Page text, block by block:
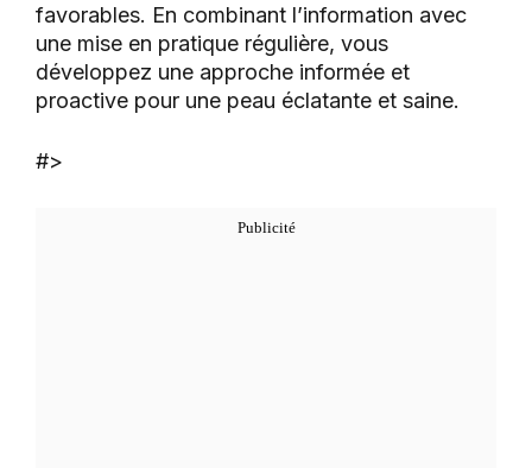
favorables. En combinant l’information avec
une mise en pratique régulière, vous
développez une approche informée et
proactive pour une peau éclatante et saine.
#>